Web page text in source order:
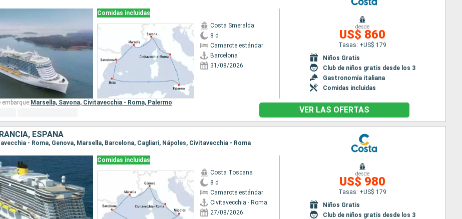
Comidas incluidas
Costa Smeralda
8 d
Camarote estándar
Barcelona
31/08/2026
desde
US$ 860
Tasas: +US$ 179
Niños Gratis
Club de niños gratis desde los 3
Gastronomía italiana
Comidas incluidas
Marsella, Savona, Civitavecchia - Roma, Palermo
VER LAS OFERTAS
ESPAÑA
- Roma, Genova, Marsella, Barcelona, Cagliari, Nápoles, Civitavecchia - Roma
Comidas incluidas
Costa Toscana
8 d
Camarote estándar
Civitavecchia - Roma
27/08/2026
desde
US$ 980
Tasas: +US$ 179
Niños Gratis
Club de niños gratis desde los 3